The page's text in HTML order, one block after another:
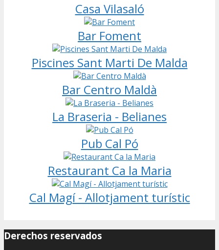
Casa Vilasaló
Bar Foment
Piscines Sant Marti De Malda
Bar Centro Maldà
La Braseria - Belianes
Pub Cal Pó
Restaurant Ca la Maria
Cal Magí - Allotjament turístic
Derechos reservados